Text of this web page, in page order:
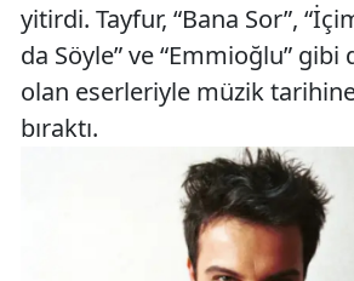
yitirdi. Tayfur, “Bana Sor”,
da Söyle” ve “Emmioğlu”
olan eserleriyle müzik
bıraktı.